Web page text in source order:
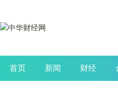
首页 新闻 财经